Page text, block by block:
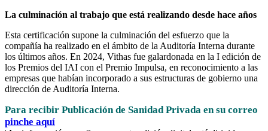
La culminación al trabajo que está realizando desde hace años
Esta certificación supone la culminación del esfuerzo que la
compañía ha realizado en el ámbito de la Auditoría Interna durante
los últimos años. En 2024, Vithas fue galardonada en la I edición de
los Premios del IAI con el Premio Impulsa, en reconocimiento a las
empresas que habían incorporado a sus estructuras de gobierno una
dirección de Auditoría Interna.
Para recibir Publicación de Sanidad Privada en su correo
pinche aquí